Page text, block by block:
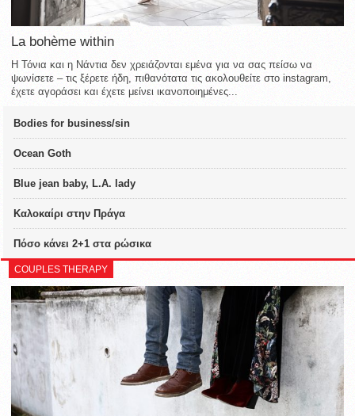
La bohème within
Η Τόνια και η Νάντια δεν χρειάζονται εμένα για να σας πείσω να
ψωνίσετε – τις ξέρετε ήδη, πιθανότατα τις ακολουθείτε στο instagram,
έχετε αγοράσει και έχετε μείνει ικανοποιημένες...
Bodies for business/sin
Ocean Goth
Blue jean baby, L.A. lady
Καλοκαίρι στην Πράγα
Πόσο κάνει 2+1 στα ρώσικα
COUPLES THERAPY